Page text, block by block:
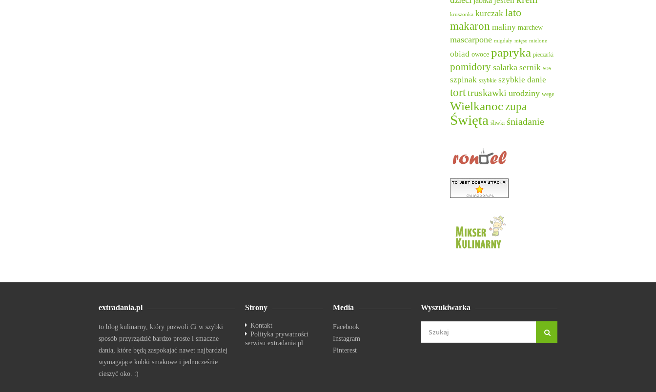
kruszonka kurczak lato
makaron maliny marchew
mascarpone migdały mięso mielone
obiad owoce papryka pieczarki
pomidory sałatka sernik sos
szpinak szybkie szybkie danie
torttruskawki urodziny wege
Wielkanoczupa
Święta śliwki śniadanie
extradania.pl
to blog kulinarny, który pozwoli Ci w szybki
sposób przyrządzić bardzo proste i smaczne
dania, które będą zaspokajać nawet najbardziej
wymagające kubki smakowe i jednocześnie
cieszyć oko. :)
Strony
Kontakt
Polityka prywatności
serwisu extradania.pl
Media
Facebook
Instagram
Pinterest
Wyszukiwarka